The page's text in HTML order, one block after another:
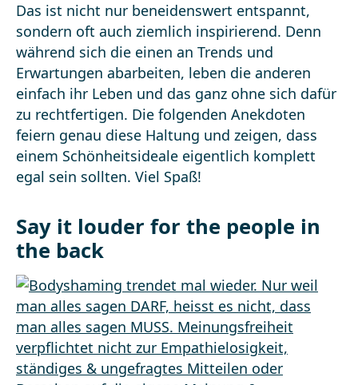
Das ist nicht nur beneidenswert entspannt,
sondern oft auch ziemlich inspirierend. Denn
während sich die einen an Trends und
Erwartungen abarbeiten, leben die anderen
einfach ihr Leben und das ganz ohne sich dafür
zu rechtfertigen. Die folgenden Anekdoten
feiern genau diese Haltung und zeigen, dass
einem Schönheitsideale eigentlich komplett
egal sein sollten. Viel Spaß!
Say it louder for the people in
the back